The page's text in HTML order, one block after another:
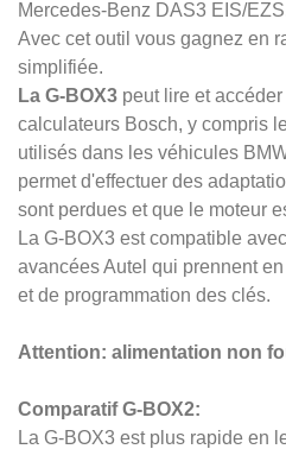
Mercedes-Benz DAS3 EIS/
Avec cet outil vous gagnez en
simplifiée.
La G-BOX3 peut lire et
calculateurs Bosch, y compris
utilisés dans les véhicules
permet d'effectuer des
sont perdues et que le moteur
La G-BOX3 est compatible
avancées Autel qui prennent
et de programmation des clés.
Attention: alimentation non
Comparatif G-BOX2:
La G-BOX3 est plus rapide en